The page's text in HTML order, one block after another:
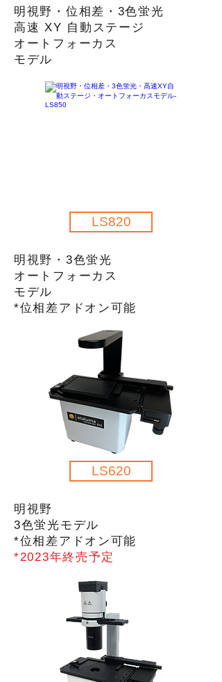
明視野・位相差・3色蛍光
高速 XY 自動ステージ
オートフォーカス
​モデル
LS820
明視野・ 3色蛍光
オートフォーカス
モデル
​*位相差アドオン可能
LS620
明視野
3色蛍光​モデル
​*位相差アドオン可能
*2023年終売予定